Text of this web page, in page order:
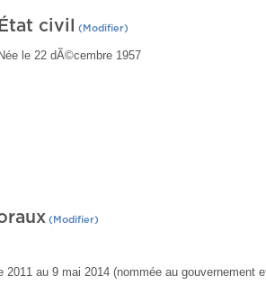
État civil (Modifier)
Née le 22 dÃ©cembre 1957
(Modifier)
2011 au 9 mai 2014 (nommée au gouvernement